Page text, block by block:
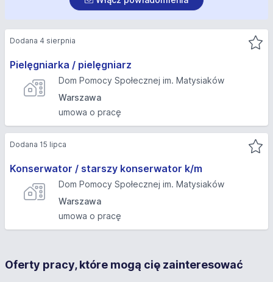
Pielęgniarka / pielęgniarz
Dom Pomocy Społecznej im. Matysiaków
Warszawa
umowa o pracę
Dodana 4 sierpnia
Konserwator / starszy konserwator k/m
Dom Pomocy Społecznej im. Matysiaków
Warszawa
umowa o pracę
Dodana 15 lipca
Oferty pracy, które mogą cię zainteresować